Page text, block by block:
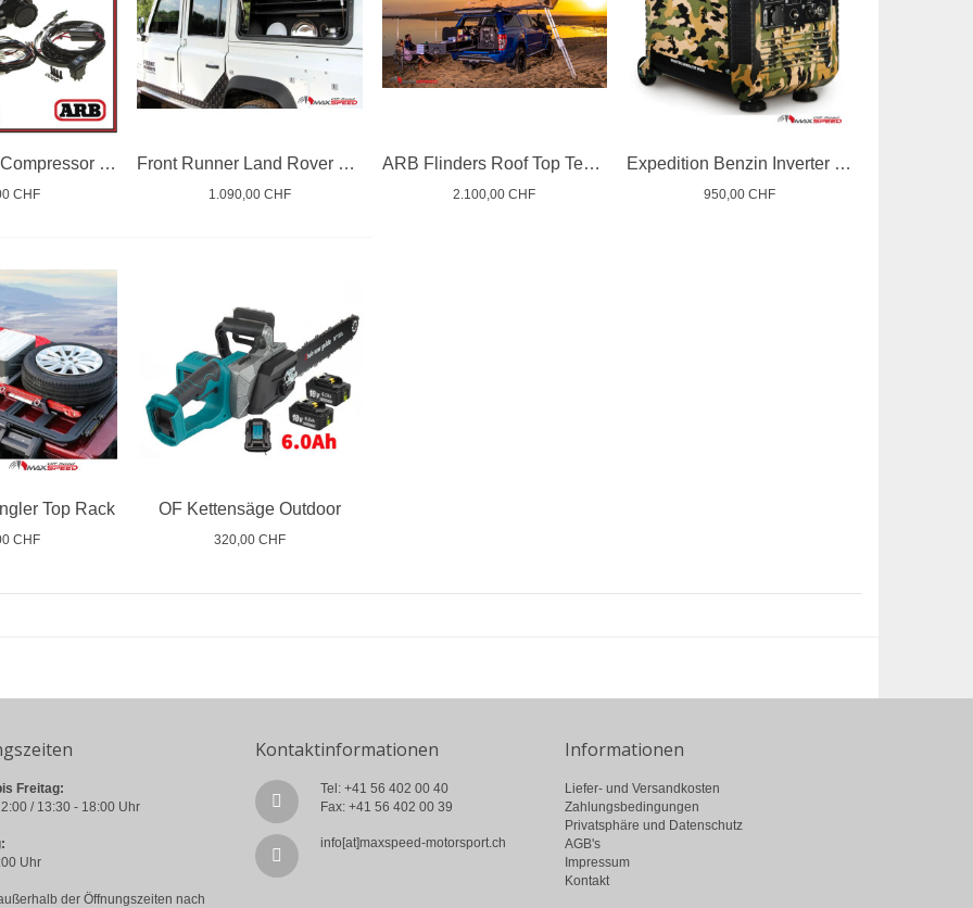
ARB Twin Air Compressor 12V
CHF
Front Runner Land Rover Defender (1983-2016) Gullwing Window / Aluminium
1.090,00 CHF
ARB Flinders Roof Top Tend 4x4
2.100,00 CHF
Expedition Benzin Inverter Generator 3000W
950,00 CHF
Top Rack
CHF
OF Kettensäge Outdoor
320,00 CHF
Freitag:
/ 13:30 - 18:00 Uhr
Uhr
der Öffnungszeiten nach
Kontaktinformationen
Tel: +41 56 402 00 40
Fax: +41 56 402 00 39
info[at]maxspeed-motorsport.ch
Informationen
Liefer- und Versandkosten
Zahlungsbedingungen
Privatsphäre und Datenschutz
AGB's
Impressum
Kontakt